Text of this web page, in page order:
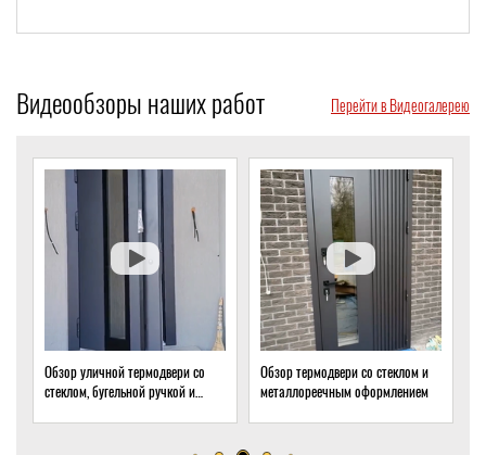
Видеообзоры наших работ Перейти в Видеогалерею
Обзор уличной термодвери со
стеклом, бугельной ручкой и
Обзор термодвери со стеклом и
металлореечным оформлением